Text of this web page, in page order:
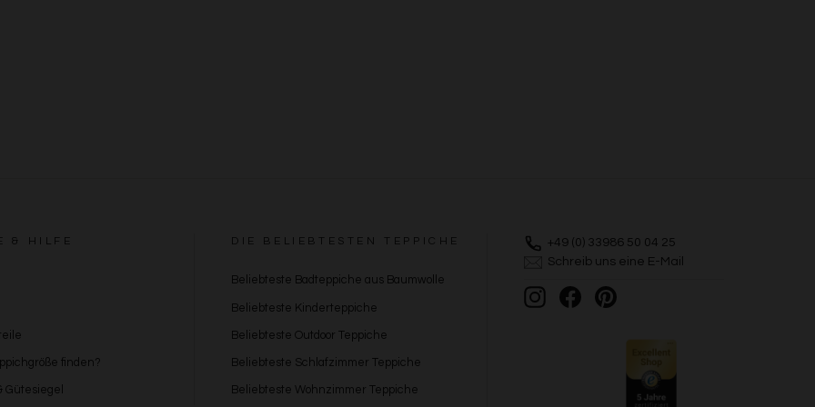
& HILFE
finden?
Gütesiegel
DIE BELIEBTESTEN TEPPICHE
Beliebteste Badteppiche aus Baumwolle
Beliebteste Kinderteppiche
Beliebteste Outdoor Teppiche
Beliebteste Schlafzimmer Teppiche
Beliebteste Wohnzimmer Teppiche
+49 (0) 33986 50 04 25
Schreib uns eine E-Mail
Instagram
FacebookPinterest